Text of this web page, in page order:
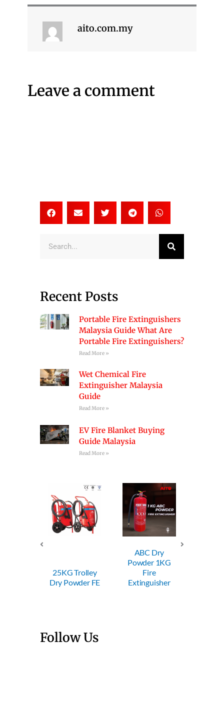
aito.com.my
Leave a comment
Search
Recent Posts
Portable Fire Extinguishers
Malaysia Guide What Are
Portable Fire Extinguishers?
Read More »
Wet Chemical Fire
Extinguisher Malaysia
Guide
Read More »
EV Fire Blanket Buying
Guide Malaysia
Read More »
Fire
Extinguisher
ABC Dry
Powder 2KG
Fire
Extinguisher
Follow Us